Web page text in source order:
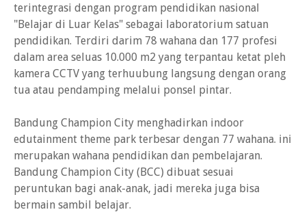
terintegrasi dengan program pendidikan nasional
"Belajar di Luar Kelas" sebagai laboratorium satuan
pendidikan. Terdiri darim 78 wahana dan 177 profesi
dalam area seluas 10.000 m2 yang terpantau ketat pleh
kamera CCTV yang terhuubung langsung dengan orang
tua atau pendamping melalui ponsel pintar.
Bandung Champion City menghadirkan indoor
edutainment theme park terbesar dengan 77 wahana. ini
merupakan wahana pendidikan dan pembelajaran.
Bandung Champion City (BCC) dibuat sesuai
peruntukan bagi anak-anak, jadi mereka juga bisa
bermain sambil belajar.